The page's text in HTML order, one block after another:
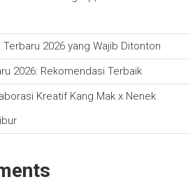
2026 yang Wajib Ditonton
2026: Rekomendasi Terbaik
Kreatif Kang Mak x Nenek